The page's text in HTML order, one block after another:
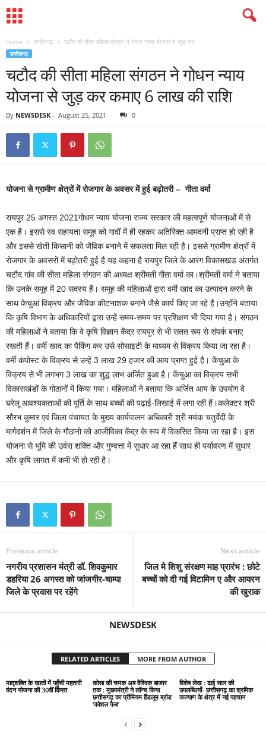
Home छत्तीसगढ़ चटौद की सीता महिला संगठन ने गोधन न्याय योजना से जुड़ कर...
छत्तीसगढ़
चटौद की सीता महिला संगठन ने गोधन न्याय
योजना से जुड़ कर कमाए 6 लाख की राशि
By NEWSDESK - August 25, 2021 0
योजना से ग्रामीण क्षेत्रों में रोजगार के अवसर में हुई बढ़ोतरी – गीता वर्मा
रायपुर 25 अगस्त 2021गोधन न्याय योजना राज्य सरकार की महत्वपूर्ण योजनाओं में से
एक है। इससे स्व सहायता समूह को गावों में ही रहकर अतिरिक्त आमदनी प्राप्त हो रही है
और इससे खेती किसानी को जैविक बनाने में सफलता मिल रही है। इससे ग्रामीण क्षेत्रों में
रोजगार के अवसरों में बढ़ोतरी हुई है यह कहना है रायपुर जिले के आरंग विकासखंड अंतर्गत
चटौद गांव की सीता महिला संगठन की अध्यक्ष श्रीमती गीता वर्मा का।श्रीमती वर्मा ने बताया
कि उनके समूह में 20 सदस्य हैं। समूह की महिलाओं द्वारा वर्मी खाद का उत्पादन करने के
साथ केचुआं विक्रय और जैविक कीटनाशक बनाने जैसे कार्य किए जा रहे है।उन्होंने बताया
कि कृषि विभाग के अधिकारियों द्वारा उन्हें समय-समय पर प्रशिक्षण भी दिया गया है। संगठन
की महिलाओं ने बताया कि वे कृषि विज्ञान केंद्र रायपुर से भी सतत रूप से संपर्क बनाए
रखती हैं। वर्मी खाद का पैकिंग कर उसे सोसाइटी के माध्यम से विक्रय किया जा रहा है।
वर्मी कंपोस्ट के विक्रय से उन्हें 3 लाख 29 हजार की आय प्राप्त हुई है। केंचुआ के
विक्रय से भी लगभग 3 लाख का शुद्ध लाभ अर्जित हुआ है। केंचुआ का विक्रय सभी
विकासखंडों के गोठानों में किया गया। महिलाओं ने बताया कि अर्जित आय के उपयोग वे
घरेलू आवश्यकताओं की पूर्ति के साथ बच्चों की पढ़ाई-लिखाई में लगा रही हैं।कलेक्टर श्री
सौरभ कुमार एवं जिला पंचायत के मुख्य कार्यपालन अधिकारी श्री मयंक चतुर्वेदी के
मार्गदर्शन में जिले के गौठानो को आजीविका केंद्र के रूप में विकसित किया जा रहा है। इस
योजना से भूमि की उर्वरा शक्ति और गुण्वत्ता में सुधार आ रहा हैं साथ ही पर्यावरण में सुधार
और कृषि लागत में कमी भी हो रही है।
Previous article
नगरीय प्रशासन मंत्री डॉ. शिवकुमार
डहरिया 26 अगस्त को जांजगीर-चाम्पा
जिले के प्रवास पर रहेंगे
Next article
जिल मे शिशु संरक्षण माह प्रारंभ : छोटे
बच्चों को दी गई विटामिन ए और आयरन
की खुराक
NEWSDESK
RELATED ARTICLES MORE FROM AUTHOR
मातृशक्ति के खातों में पहुँची महतारी
वंदन योजना की 30वीं किस्त
कोसा की चमक अब वैश्विक बाजार
तक : मुख्यमंत्री ने लॉन्च किया
छत्तीसगढ़ का प्रीमियम हैंडलूम ब्रांड
‘कोशल फैब’
विशेष लेख : ढाई साल की
उपलब्धियाँ- छत्तीसगढ़ का श्रमिक
कल्याण के क्षेत्र में नई पहचान